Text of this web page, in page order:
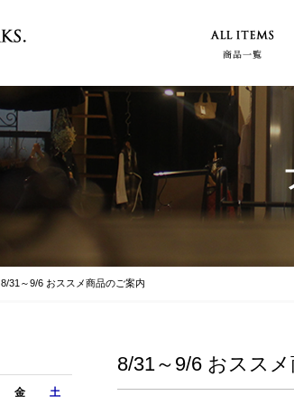
8/31～9/6 おススメ商品のご案内
8/31～9/6 おスス
金 土